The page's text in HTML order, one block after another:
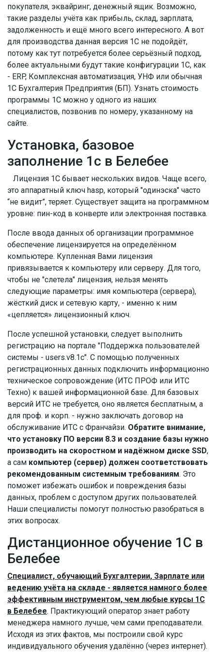
покупателя, эквайринг, денежный ящик. Возможно,
такие разделы учёта как прибыль, склад, зарплата,
задолженность и ещё много всего интересного. А вот
для производства данная версия 1С не подойдёт,
потому как тут потребуется более серьёзный подход,
более актуальными будут такие конфигурации 1С, как
- ERP, Комплексная автоматизация, УНФ или обычная
1С Бухгалтерия Предприятия (БП). Узнать стоимость
программы 1С можно у одного из наших
специалистов, позвонив по номеру, указанному на
сайте.
Установка, базовое
заполнение 1с в Белебее
Лицензия 1С бывает нескольких видов. Чаще всего,
это аппаратный ключ hasp, который "одинэска" часто
“не видит”, теряет. Существует защита на программном
уровне: пин-код в конверте или электронная поставка.
После ввода данных об организации программное
обеспечение лицензируется на определённом
компьютере. Купленная Вами лицензия
привязывается к компьютеру или серверу. Для того,
чтобы не "слетела" лицензия, нельзя менять
следующие параметры: имя компьютера (сервера),
жёсткий диск и сетевую карту, - именно к ним
«цепляется» лицензионный ключ.
После успешной установки, следует выполнить
регистрацию на портале "Поддержка пользователей
системы - users.v8.1c". С помощью полученных
регистрационных данных подключить информационно
техническое сопровождение (ИТС ПРОФ или ИТС
Техно) к вашей информационной базе. Для базовых
версий ИТС не требуется, оно является бесплатным, а
для проф. и корп. - нужно заключать договор на
обслуживание ИТС с Франчайзи. Обратите внимание,
что установку ПО версии 8.3 и создание базы нужно
производить на скоростном и надёжном диске SSD,
а сам компьютер (сервер) должен соответствовать
рекомендованным системным требованиям. Это
поможет избежать ошибок и повреждения базы
данных, проблем с доступом других пользователей.
Наши специалисты помогут полностью разобраться в
этих вопросах.
Дистанционное обучение 1С в
Белебее
Специалист, обучающий Бухгалтерии, Зарплате или
ведению учёта на складе - является намного более
эффективным инструментом, чем любые курсы 1С
в Белебее. Практикующий оператор знает работу
менеджера намного лучше, чем сами преподаватели.
Исходя из этих фактов, мы построили свой курс
индивидуального обучения удалённо (через интернет).